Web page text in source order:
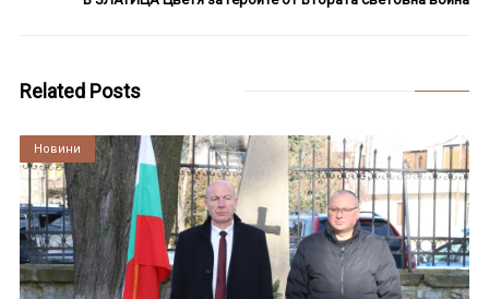
Related Posts
Култура
Новини